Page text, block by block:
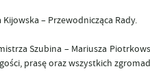
– Przewodnicząca Rady.
Szubina – Mariusza
prasę oraz wszystkich